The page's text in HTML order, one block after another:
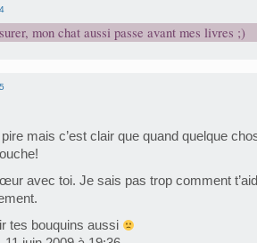
mon chat aussi passe avant mes livres ;)
pire mais c’est clair que quand quelque
avec toi. Je sais pas trop comment
tes bouquins aussi